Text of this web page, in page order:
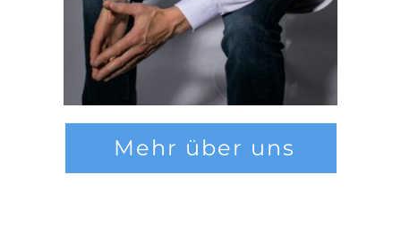
Mehr über uns